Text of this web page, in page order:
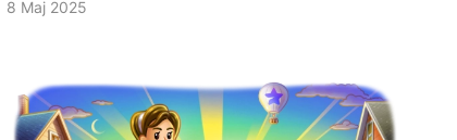
8 Maj 2025